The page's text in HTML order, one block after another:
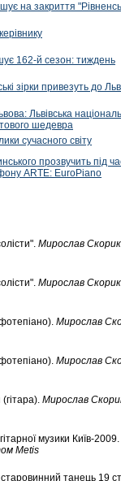
на закриття
162-й сезон: тиждень
зірки привезуть до
Львівська
шедевра
сучасного світу
прозвучить під
ARTE: EuroPiano
Мирослав
Мирослав
Мирослав
Мирослав
Мирослав
музики Київ-2009.
Metis
старовинний танець 19